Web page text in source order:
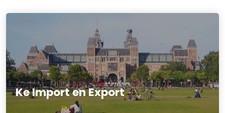
Ke Import en Export